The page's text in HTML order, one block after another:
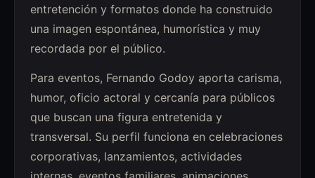
entretención y formatos donde ha construido
una imagen espontánea, humorística y muy
recordada por el público.
Para eventos, Fernando Godoy aporta carisma,
humor, oficio actoral y cercanía para públicos
que buscan una figura entretenida y
transversal. Su perfil funciona en celebraciones
corporativas, lanzamientos, actividades